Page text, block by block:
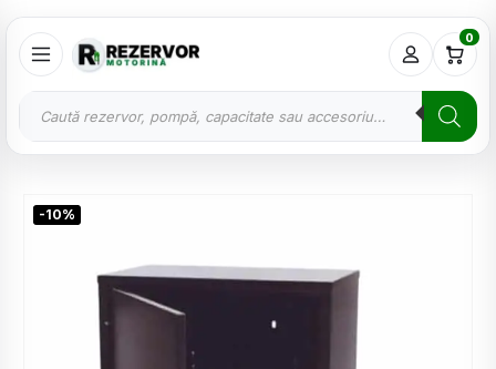
0
-10%